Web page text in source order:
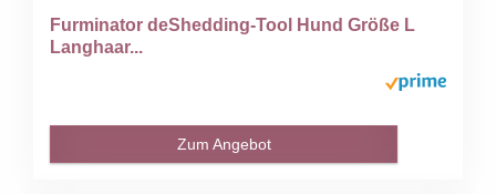
Furminator deShedding-Tool Hund Größe L
Langhaar...
Zum Angebot